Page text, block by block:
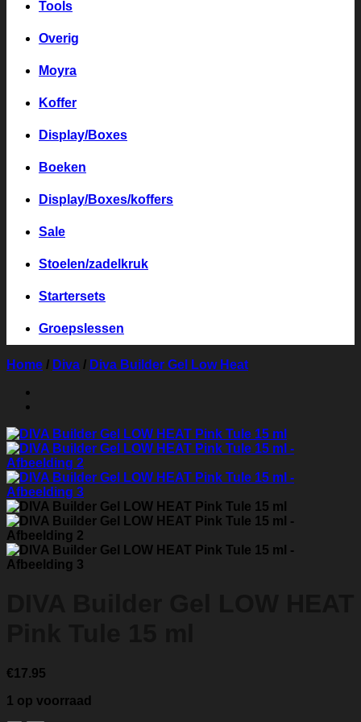
Tools
Overig
Moyra
Koffer
Display/Boxes
Boeken
Display/Boxes/koffers
Sale
Stoelen/zadelkruk
Startersets
Groepslessen
Home / Diva / Diva Builder Gel Low Heat
€17.95
1 op voorraad